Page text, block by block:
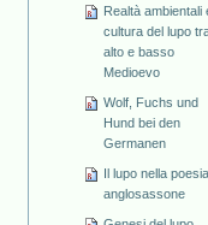
Realtà ambientali
cultura del lupo
alto e basso
Medioevo
Wolf, Fuchs und
Hund bei den
Germanen
Il lupo nella poesia
anglosassone